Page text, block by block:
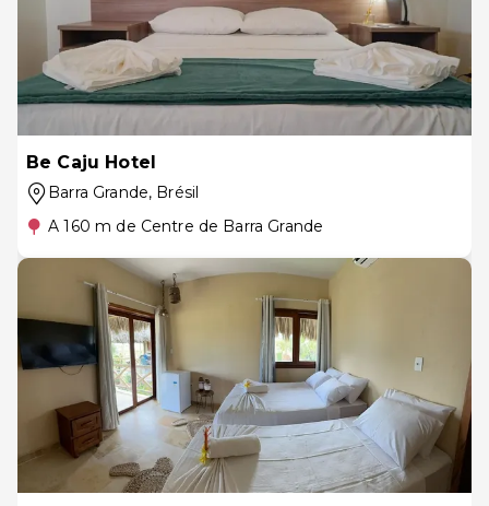
Be Caju Hotel
Barra Grande, Brésil
A 160 m de Centre de Barra Grande